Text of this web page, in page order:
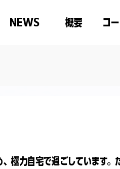
NEWS 概要 コ
極力自宅で過ごしています。